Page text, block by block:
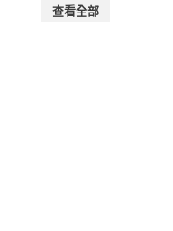
查看全部